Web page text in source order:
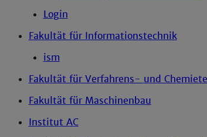
Login
Fakultät für Informationstechnik
ism
Fakultät für Verfahrens- und
Fakultät für Maschinenbau
Institut AC